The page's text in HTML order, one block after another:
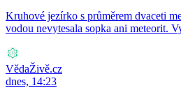
Kruhové jezírko s průměrem dvaceti
vodou nevytesala sopka ani meteorit.
VědaŽivě.cz
dnes, 14:23